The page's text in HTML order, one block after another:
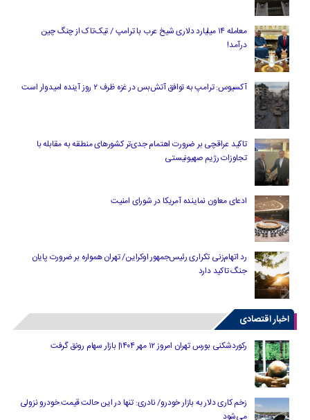
معامله ۱۴ میلیارد دلاری شیخ عرب با ترامپ / تیک‌تاک از چنگ چین
درآمد!
آکسیوس: ترامپ به توافق آتش‌بس در غزه ظرف ۲ روز آینده امیدوار است
تاکید عراقچی بر ضرورت اهتمام جدی‌تر کشورهای منطقه به مقابله با
تجاوزات رژیم صهیونیستی
ادعای معاون نماینده آمریکا در شورای امنیت
رد اتهام‌زنی تکراری رئیس‌جمهور اوکراین/ تهران همواره بر ضرورت پایان
جنگ تاکید دارد
اخبار اقتصادی
رکوردشکنی بورس تهران امروز ۱۲ مهر ۱۴۰۴| بازار سهام رونق گرفت
زخم کاری دلار به بازار خودرو/ نادری: تنها در این حالت قیمت خودرو نزولی
می‌شود